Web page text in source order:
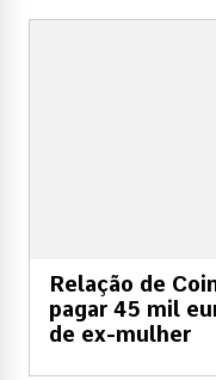
Relação de
pagar 45 mil
de ex-mulher